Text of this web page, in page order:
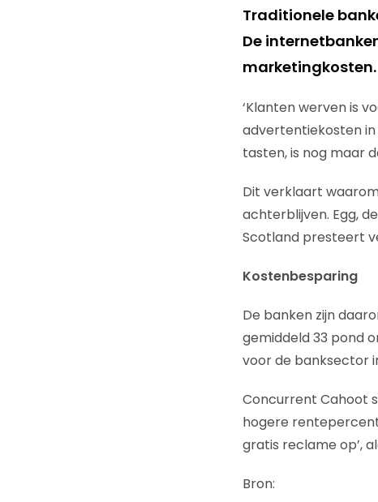
Traditionele
De
marketingkosten.
‘Klanten werven is
advertentiekosten
tasten, is nog maar
Dit verklaart
achterblijven. Egg,
Scotland presteert
Kostenbesparing
De banken zijn
gemiddeld 33 pond
voor de banksector
Concurrent Cahoot
hogere
gratis reclame op’,
Bron: